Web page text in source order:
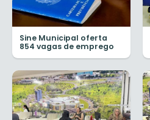
Sine Municipal oferta
854 vagas de emprego